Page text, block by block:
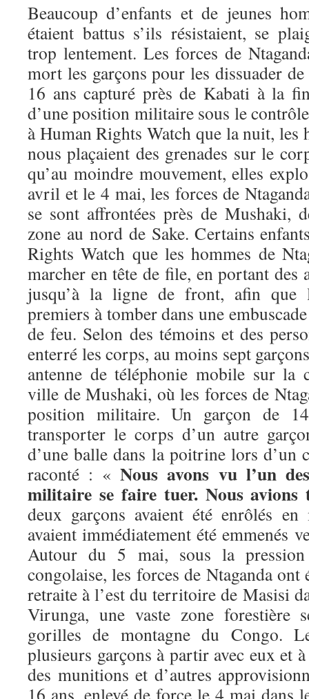
Beaucoup d’enfants et de jeunes
étaient battus s’ils résistaient, se
trop lentement. Les forces de
mort les garçons pour les dissuader
16 ans capturé près de Kabati à la
d’une position militaire sous le
à Human Rights Watch que la nuit, les
nous plaçaient des grenades sur le
qu’au moindre mouvement, elles
avril et le 4 mai, les forces de
se sont affrontées près de Mushaki,
zone au nord de Sake. Certains
Rights Watch que les hommes de
marcher en tête de file, en portant des
jusqu’à la ligne de front, afin que
premiers à tomber dans une
de feu. Selon des témoins et des
enterré les corps, au moins sept
antenne de téléphonie mobile sur la
ville de Mushaki, où les forces de
position militaire. Un garçon de
transporter le corps d’un autre
d’une balle dans la poitrine lors d’un
raconté : «Nous avons vu l’un
militaire se faire tuer. Nous avions
deux garçons avaient été enrôlés
avaient immédiatement été emmenés
Autour du 5 mai, sous la
congolaise, les forces de Ntaganda ont
retraite à l’est du territoire de Masisi
Virunga, une vaste zone forestière
gorilles de montagne du Congo.
plusieurs garçons à partir avec eux et
des munitions et d’autres
16 ans, enlevé de force le 4 mai dans